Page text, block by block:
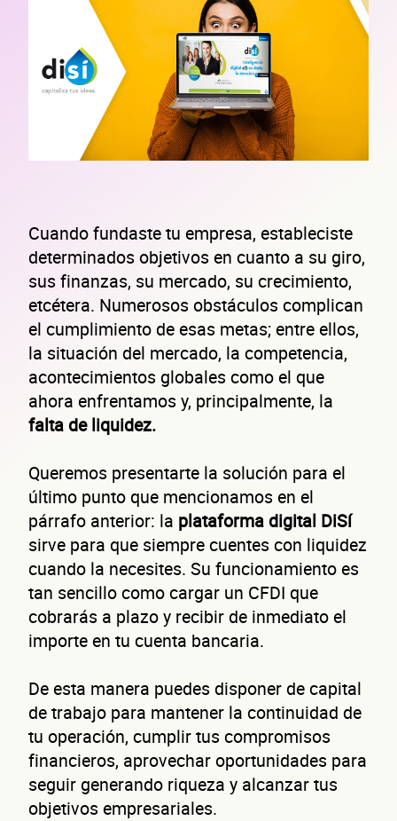
Cuando fundaste tu empresa, estableciste
determinados objetivos en cuanto a su giro,
sus finanzas, su mercado, su crecimiento,
etcétera. Numerosos obstáculos complican
el cumplimiento de esas metas; entre ellos,
la situación del mercado, la competencia,
acontecimientos globales como el que
ahora enfrentamos y, principalmente, la
falta de liquidez.
Queremos presentarte la solución para el
último punto que mencionamos en el
párrafo anterior: la plataforma digital DiSí
sirve para que siempre cuentes con liquidez
cuando la necesites. Su funcionamiento es
tan sencillo como cargar un CFDI que
cobrarás a plazo y recibir de inmediato el
importe en tu cuenta bancaria.
De esta manera puedes disponer de capital
de trabajo para mantener la continuidad de
tu operación, cumplir tus compromisos
financieros, aprovechar oportunidades para
seguir generando riqueza y alcanzar tus
objetivos empresariales.